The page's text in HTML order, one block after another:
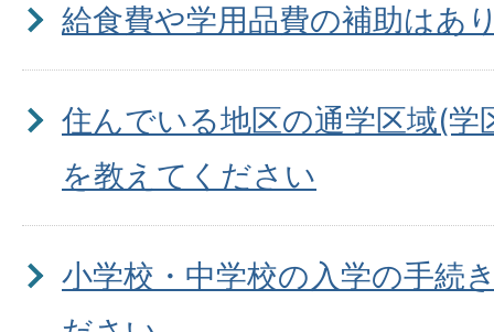
給食費や学用品費の補助はあ
住んでいる地区の通学区域(学
を教えてください
小学校・中学校の入学の手続